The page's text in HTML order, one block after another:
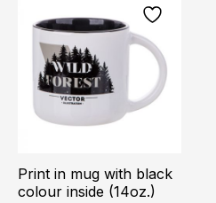
Print in mug with black
colour inside (14oz.)